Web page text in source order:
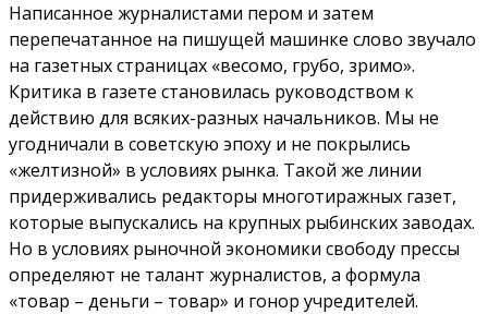
Написанное журналистами пером и затем
перепечатанное на пишущей машинке слово звучало
на газетных страницах «весомо, грубо, зримо».
Критика в газете становилась руководством к
действию для всяких-разных начальников. Мы не
угодничали в советскую эпоху и не покрылись
«желтизной» в условиях рынка. Такой же линии
придерживались редакторы многотиражных газет,
которые выпускались на крупных рыбинских заводах.
Но в условиях рыночной экономики свободу прессы
определяют не талант журналистов, а формула
«товар – деньги – товар» и гонор учредителей.